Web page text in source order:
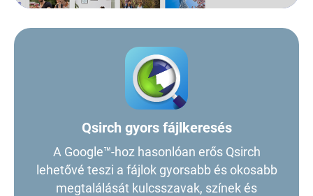
Qsirch gyors fájlkeresés
A Google™-hoz hasonlóan erős Qsirch
lehetővé teszi a fájlok gyorsabb és okosabb
megtalálását kulcsszavak, színek és